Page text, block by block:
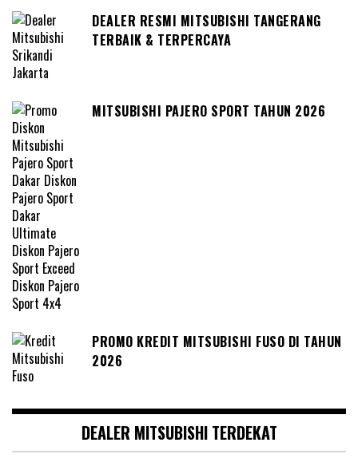
DEALER RESMI MITSUBISHI TANGERANG
TERBAIK & TERPERCAYA
MITSUBISHI PAJERO SPORT TAHUN 2026
PROMO KREDIT MITSUBISHI FUSO DI TAHUN
2026
DEALER MITSUBISHI TERDEKAT